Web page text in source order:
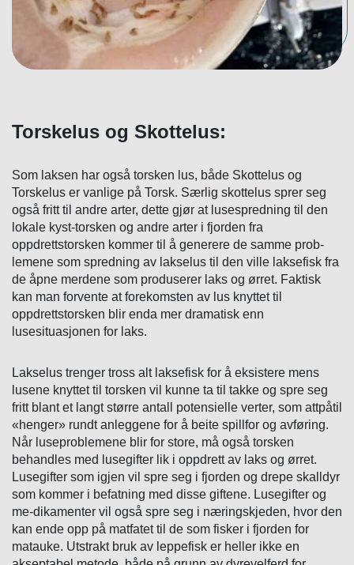
Torskelus og Skottelus:
Som laksen har også torsken lus, både Skottelus og
Torskelus er vanlige på Torsk. Særlig skottelus sprer seg
også fritt til andre arter, dette gjør at lusespredning til den
lokale kyst-torsken og andre arter i fjorden fra
oppdrettstorsken kommer til å generere de samme prob-
lemene som spredning av lakselus til den ville laksefisk fra
de åpne merdene som produserer laks og ørret. Faktisk
kan man forvente at forekomsten av lus knyttet til
oppdrettstorsken blir enda mer dramatisk enn
lusesituasjonen for laks.
Lakselus trenger tross alt laksefisk for å eksistere mens
lusene knyttet til torsken vil kunne ta til takke og spre seg
fritt blant et langt større antall potensielle verter, som attpåtil
«henger» rundt anleggene for å beite spillfor og avføring.
Når luseproblemene blir for store, må også torsken
behandles med lusegifter lik i oppdrett av laks og ørret.
Lusegifter som igjen vil spre seg i fjorden og drepe skalldyr
som kommer i befatning med disse giftene. Lusegifter og
me-dikamenter vil også spre seg i næringskjeden, hvor den
kan ende opp på matfatet til de som fisker i fjorden for
matauke. Utstrakt bruk av leppefisk er heller ikke en